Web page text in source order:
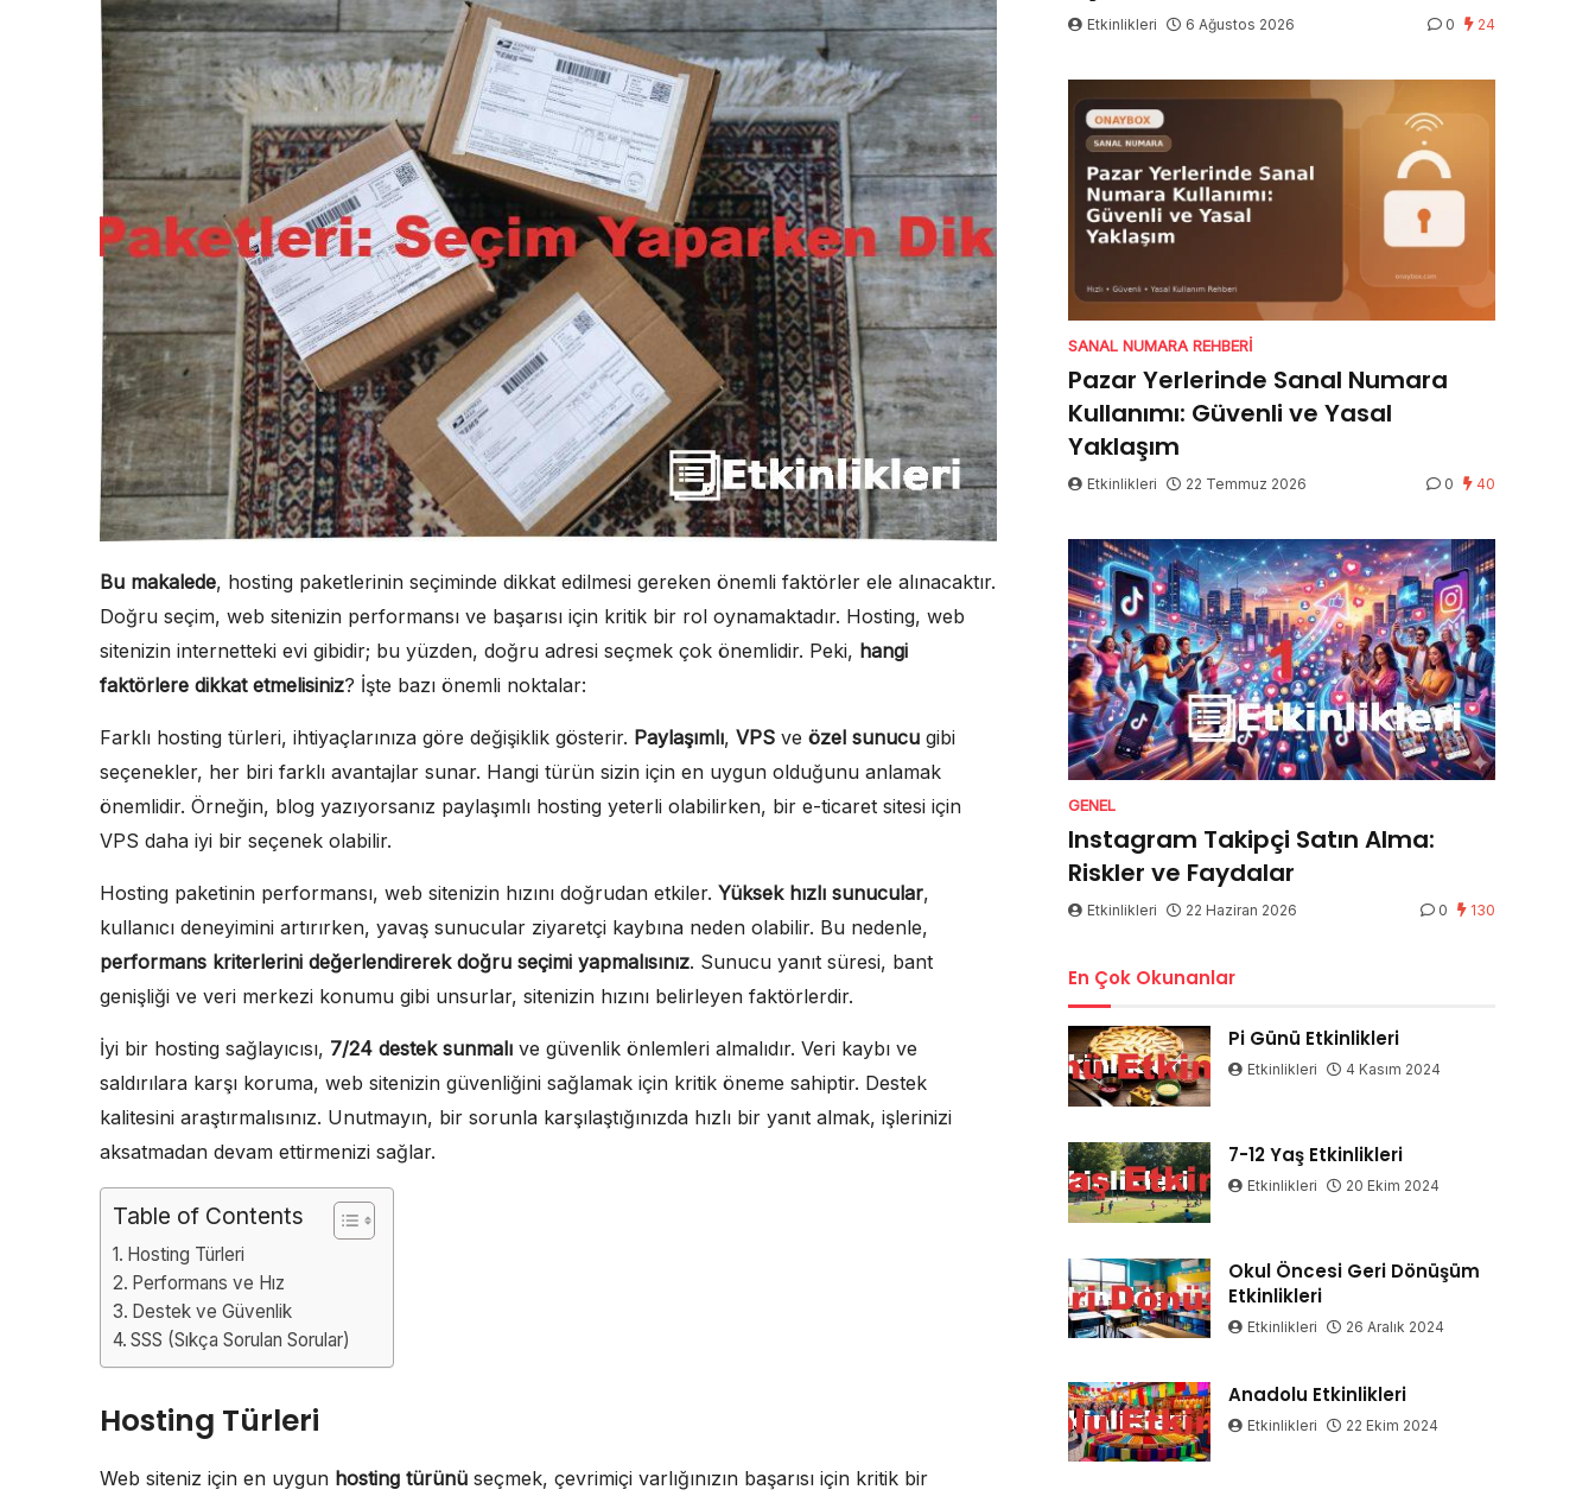
Bu makalede, hosting paketlerinin seçiminde dikkat edilmesi gereken önemli faktörler ele alınacaktır.
Doğru seçim, web sitenizin performansı ve başarısı için kritik bir rol oynamaktadır. Hosting, web
sitenizin internetteki evi gibidir; bu yüzden, doğru adresi seçmek çok önemlidir. Peki, hangi
faktörlere dikkat etmelisiniz? İşte bazı önemli noktalar:
Farklı hosting türleri, ihtiyaçlarınıza göre değişiklik gösterir. Paylaşımlı, VPS ve özel sunucu gibi
seçenekler, her biri farklı avantajlar sunar. Hangi türün sizin için en uygun olduğunu anlamak
önemlidir. Örneğin, blog yazıyorsanız paylaşımlı hosting yeterli olabilirken, bir e-ticaret sitesi için
VPS daha iyi bir seçenek olabilir.
Hosting paketinin performansı, web sitenizin hızını doğrudan etkiler. Yüksek hızlı sunucular,
kullanıcı deneyimini artırırken, yavaş sunucular ziyaretçi kaybına neden olabilir. Bu nedenle,
performans kriterlerini değerlendirerek doğru seçimi yapmalısınız. Sunucu yanıt süresi, bant
genişliği ve veri merkezi konumu gibi unsurlar, sitenizin hızını belirleyen faktörlerdir.
İyi bir hosting sağlayıcısı, 7/24 destek sunmalı ve güvenlik önlemleri almalıdır. Veri kaybı ve
saldırılara karşı koruma, web sitenizin güvenliğini sağlamak için kritik öneme sahiptir. Destek
kalitesini araştırmalısınız. Unutmayın, bir sorunla karşılaştığınızda hızlı bir yanıt almak, işlerinizi
aksatmadan devam ettirmenizi sağlar.
Table of Contents
Hosting Türleri
Performans ve Hız
Destek ve Güvenlik
SSS (Sıkça Sorulan Sorular)
Hosting Türleri
Web siteniz için en uygun hosting türünü seçmek, çevrimiçi varlığınızın başarısı için kritik bir
Etkinlikleri 6 Ağustos 2026 0 24
SANAL NUMARA REHBERI
Pazar Yerlerinde Sanal Numara
Kullanımı: Güvenli ve Yasal
Yaklaşım
Etkinlikleri 22 Temmuz 2026 0 40
GENEL
Instagram Takipçi Satın Alma:
Riskler ve Faydalar
Etkinlikleri 22 Haziran 2026 0 130
En Çok Okunanlar
Pi Günü Etkinlikleri
Etkinlikleri 4 Kasım 2024
7-12 Yaş Etkinlikleri
Etkinlikleri 20 Ekim 2024
Okul Öncesi Geri Dönüşüm
Etkinlikleri
Etkinlikleri 26 Aralık 2024
Anadolu Etkinlikleri
Etkinlikleri 22 Ekim 2024